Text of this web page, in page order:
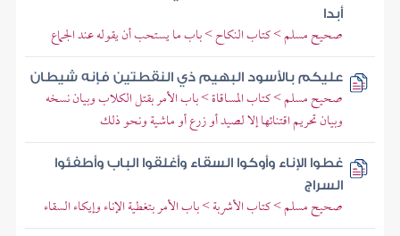
أبدا
صحيح مسلم > كتاب النكاح > باب ما يستحب أن يقوله عند الجماع
عليكم بالأسود البهيم ذي النقطتين فإنه شيطان
صحيح مسلم > كتاب المساقاة > باب الأمر بقتل الكلاب وبيان نسخه
وبيان تحريم اقتنائها إلا لصيد أو زرع أو ماشية ونحو ذلك
غطوا الإناء وأوكوا السقاء وأغلقوا الباب وأطفئوا
السراج
صحيح مسلم > كتاب الأشربة > باب الأمر بتغطية الإناء وإيكاء السقاء